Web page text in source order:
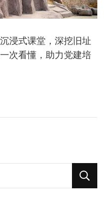
浸式课堂，深挖旧址
次看懂，助力党建培